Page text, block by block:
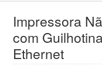
Impressora
com
Ethernet